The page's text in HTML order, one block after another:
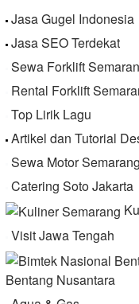
Jasa Gugel Indonesia
Jasa SEO Terdekat
Sewa Forklift
Rental Forklift
Top Lirik Lagu
Artikel dan Tutorial
Sewa Motor Semarang
Catering Soto Jakarta
Visit Jawa Tengah
Bentang Nusantara